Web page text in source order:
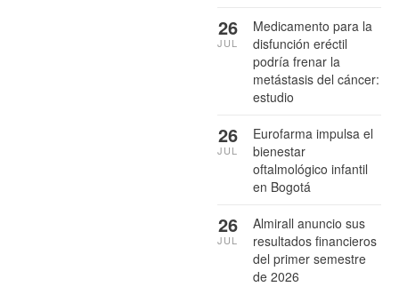
Medicamento para la
disfunción eréctil
podría frenar la
metástasis del cáncer:
estudio
26
JUL
Eurofarma impulsa el
bienestar
oftalmológico infantil
en Bogotá
26
JUL
Almirall anuncio sus
resultados financieros
del primer semestre
de 2026
26
JUL